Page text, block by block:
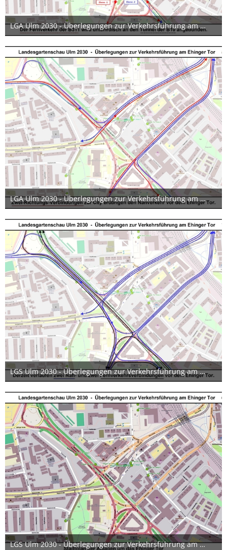
LGA Ulm 2030 - Überlegungen zur Verkehrsführung am Ehinger Tor 09 17x12cm
24. Juni 2019
LGA Ulm 2030 - Überlegungen zur Verkehrsführung am Ehinger Tor 08 17x12cm
24. Juni 2019
LGS Ulm 2030 - Überlegungen zur Verkehrsführung am Ehinger Tor 07 17x12cm
24. Juni 2019
LGS Ulm 2030 - Überlegungen zur Verkehrsführung am Ehinger Tor 06 17x12cm